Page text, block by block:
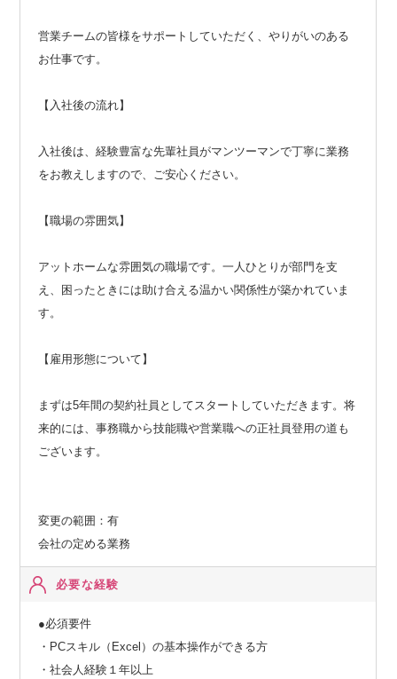
営業チームの皆様をサポートしていただく、やりがいのある
お仕事です。
【入社後の流れ】
入社後は、経験豊富な先輩社員がマンツーマンで丁寧に業務
をお教えしますので、ご安心ください。
【職場の雰囲気】
アットホームな雰囲気の職場です。一人ひとりが部門を支
え、困ったときには助け合える温かい関係性が築かれていま
す。
【雇用形態について】
まずは5年間の契約社員としてスタートしていただきます。将
来的には、事務職から技能職や営業職への正社員登用の道も
ございます。
変更の範囲：有
会社の定める業務
必要な経験
●必須要件
・PCスキル（Excel）の基本操作ができる方
・社会人経験１年以上